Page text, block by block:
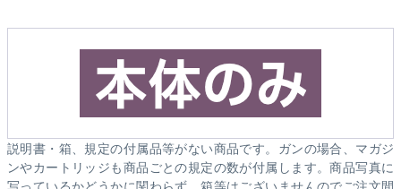
説明書・箱、規定の付属品等がない商品です。ガンの場合、マガジ
ンやカートリッジも商品ごとの規定の数が付属します。商品写真に
写っているかどうかに関わらず、箱等はございませんのでご注文間